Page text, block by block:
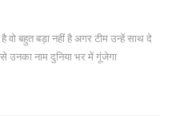
वो बहुत बड़ा नहीं है अगर टीम उन्हें साथ दे
उनका नाम दुनिया भर में गूंजेगा